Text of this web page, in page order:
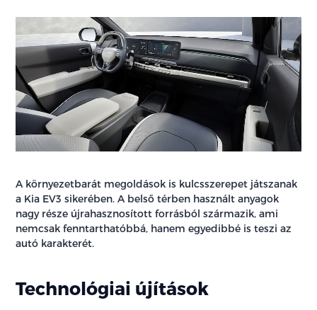
A környezetbarát megoldások is kulcsszerepet játszanak
a Kia EV3 sikerében. A belső térben használt anyagok
nagy része újrahasznosított forrásból származik, ami
nemcsak fenntarthatóbbá, hanem egyedibbé is teszi az
autó karakterét.
Technológiai újítások